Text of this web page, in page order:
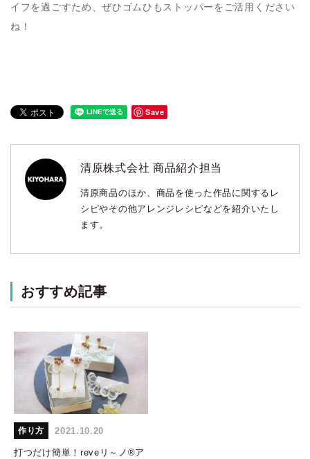
イフを過ごすため、ぜひゴムひもストッパーをご活用ください
ね！
Save
清原株式会社 商品紹介担当
清原商品のほか、商品を使った作品に関するレ
シピやその他アレンジレシピなどを紹介いたし
ます。
おすすめ記事
作り方 2021.10.20
打つだけ簡単！reveリ～ノ®ア